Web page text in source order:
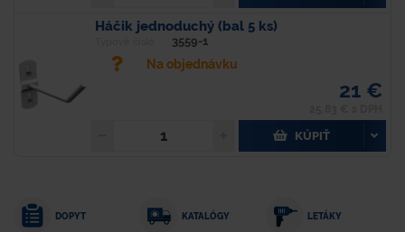
Háčik jednoduchý (bal 5 ks)
3559-1
Na objednávku
21 €
KÚPIŤ
DOPYT KATALÓGY LETÁKY